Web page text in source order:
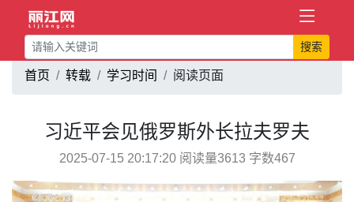
搜索
首页 转载 学习时间 阅读页面
习近平会见俄罗斯外长拉夫罗夫
2025-07-15 20:17:20 阅读量3613 字数467